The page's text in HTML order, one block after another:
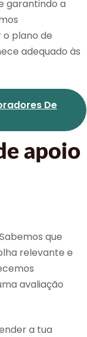
garantindo a
plano de
adequado às
De
apoio
que
relevante e
avaliação
a tua